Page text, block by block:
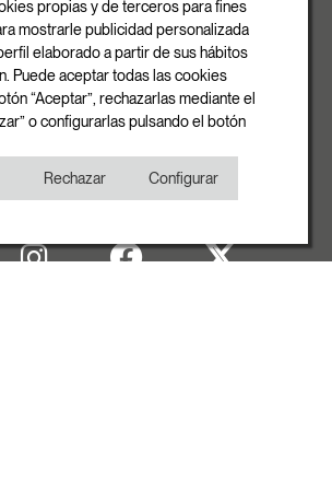
Centelles | Barcelona
E-mail
info@rovasi.com
Teléfono
+34 93 881 37 13
propias y de terceros para fines
mostrarle publicidad personalizada
elaborado a partir de sus hábitos
Puede aceptar todas las cookies
“Aceptar”, rechazarlas mediante el
o configurarlas pulsando el botón
Rechazar Configurar